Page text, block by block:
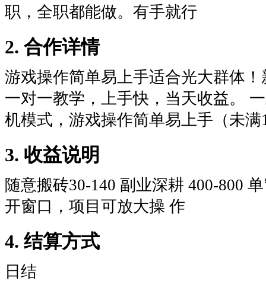
职，全职都能做。有手就行
2. 合作详情
游戏操作简单易上手适合光大群体
一对一教学，上手快，当天收益。
机模式，游戏操作简单易上手（未
3. 收益说明
随意搬砖30-140 副业深耕 400-800
开窗口，项目可放大操 作
4. 结算方式
日结